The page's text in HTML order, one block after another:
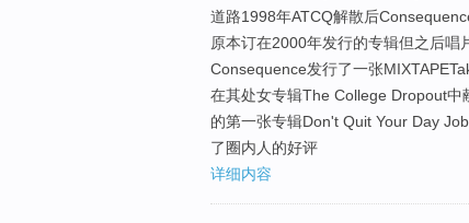
道路1998年ATCQ解散后
原本订在2000年发行的专辑但之后
Consequence发行了一张
在其处女专辑The College Dropout
的第一张专辑Don't Quit Your Day
了圈内人的好评
详细内容